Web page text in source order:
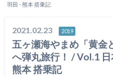
羽田 - 熊本 搭乗記
2021.02.23 2019
五ヶ瀬海やまめ「黄金
へ弾丸旅行！ / Vol.1
熊本 搭乗記